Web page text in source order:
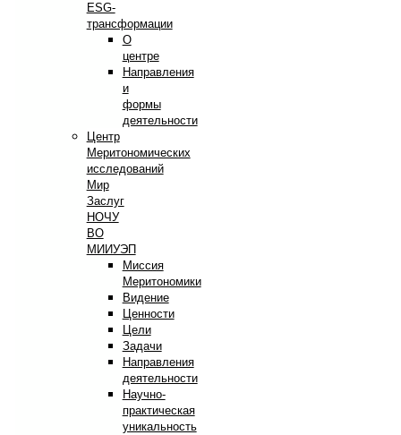
ESG-
трансформации
О
центре
Направления
и
формы
деятельности
Центр
Меритономических
исследований
Мир
Заслуг
НОЧУ
ВО
МИИУЭП
Миссия
Меритономики
Видение
Ценности
Цели
Задачи
Направления
деятельности
Научно-
практическая
уникальность